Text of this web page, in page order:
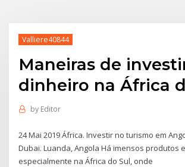
Valliere40844
Maneiras de
dinheiro na África
by Editor
24 Mai 2019 África. Investir no turismo em
Dubai. Luanda, Angola Há imensos produtos
especialmente na África do Sul, onde